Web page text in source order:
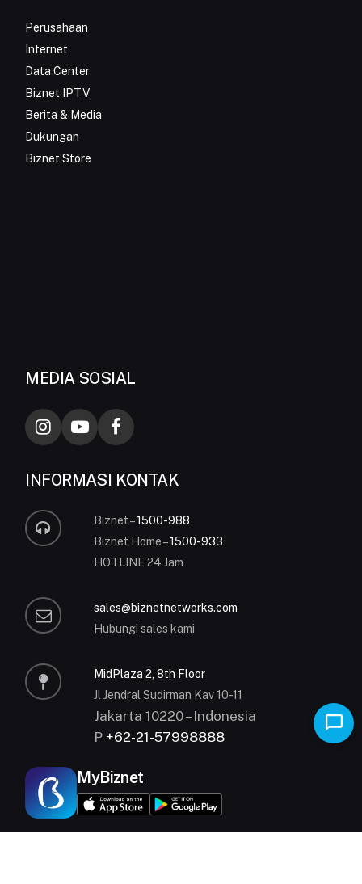
Perusahaan
Internet
Data Center
Biznet IPTV
Berita & Media
Dukungan
Biznet Store
MEDIA SOSIAL
INFORMASI KONTAK
Biznet –1500-988
Biznet Home –1500-933
HOTLINE 24 Jam
sales@biznetnetworks.com
Hubungi sales kami
MidPlaza 2, 8th Floor
Jl Jendral Sudirman Kav 10-11
Jakarta 10220 – Indonesia
P +62-21-57998888
MyBiznet